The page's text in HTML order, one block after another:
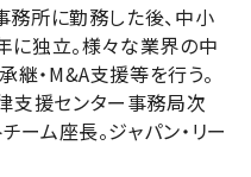
所に勤務した後、中小
独立。様々な業界の中
・M&A支援等を行う。
支援センター事務局次
ーム座長。ジャパン・リー